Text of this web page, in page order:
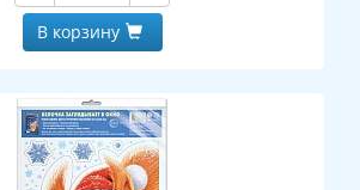
В корзину